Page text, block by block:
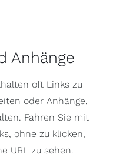
Anhänge
oft Links zu
oder Anhänge,
Fahren Sie mit
ohne zu klicken,
URL zu sehen.